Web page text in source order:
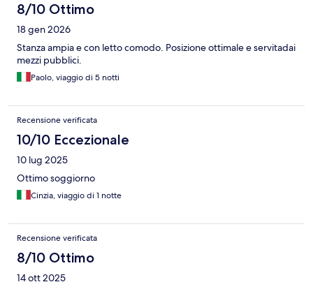
8/10 Ottimo
18 gen 2026
Stanza ampia e con letto comodo. Posizione ottimale e servitadai
mezzi pubblici.
Paolo, viaggio di 5 notti
Recensione verificata
10/10 Eccezionale
10 lug 2025
Ottimo soggiorno
Cinzia, viaggio di 1 notte
Recensione verificata
8/10 Ottimo
14 ott 2025